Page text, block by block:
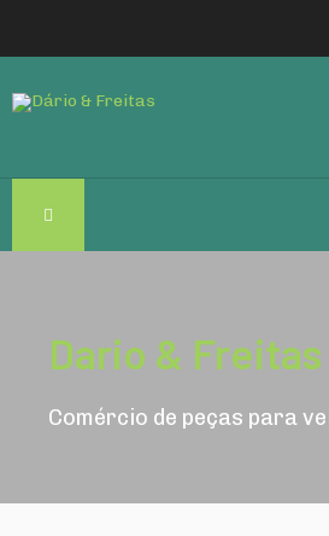
Dario & Freitas
Comércio de peças para